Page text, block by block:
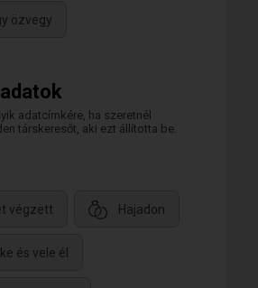
özvegy
adatcímkére, ha szeretnél
társkeresőt, aki ezt állította be.
végzett Hajadon
és vele él